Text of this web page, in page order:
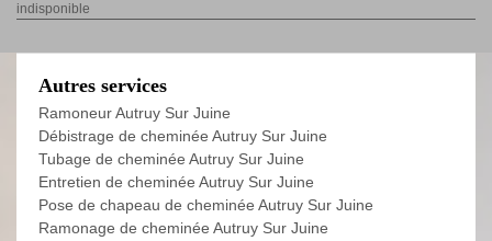
indisponible
Autres services
Ramoneur Autruy Sur Juine
Débistrage de cheminée Autruy Sur Juine
Tubage de cheminée Autruy Sur Juine
Entretien de cheminée Autruy Sur Juine
Pose de chapeau de cheminée Autruy Sur Juine
Ramonage de cheminée Autruy Sur Juine